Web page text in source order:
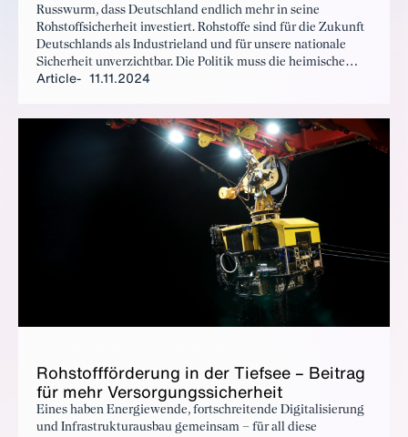
Russwurm, dass Deutschland endlich mehr in seine
Rohstoffsicherheit investiert. Rohstoffe sind für die Zukunft
Deutschlands als Industrieland und für unsere nationale
Sicherheit unverzichtbar. Die Politik muss die heimische
Förderung und Verarbeitung unterstützen, bestehende und
Rohstoffen muss in dem Köpfen von Politik und Gesellschaft
Article 11.11.2024
Rohstoff­förderung in der Tief­see – Beitrag
für mehr Ver­sorgungssicher­heit
Eines haben Energiewende, fortschreitende Digitalisierung
und Infrastrukturausbau gemeinsam – für all diese